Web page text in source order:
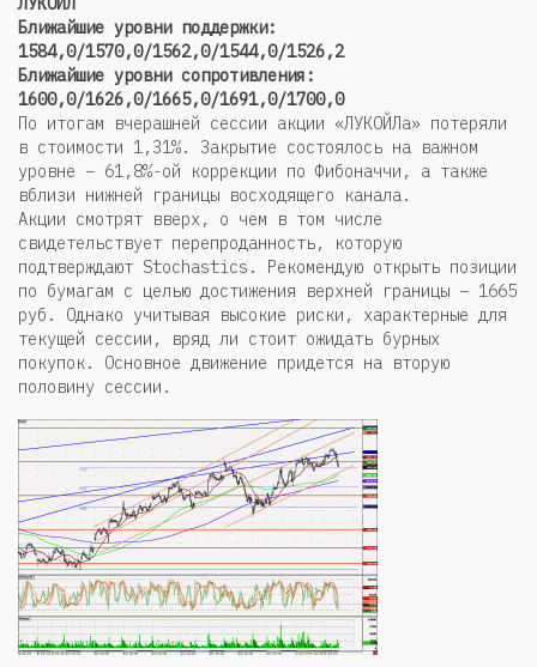
Ближайшие уровни поддержки:
1584,0/1570,0/1562,0/1544,0/1526,2
Ближайшие уровни сопротивления:
1600,0/1626,0/1665,0/1691,0/1700,0
По итогам вчерашней сессии акции «ЛУКОЙЛа» потеряли
в стоимости 1,31%. Закрытие состоялось на важном
уровне – 61,8%-ой коррекции по Фибоначчи, а также
вблизи нижней границы восходящего канала.
Акции смотрят вверх, о чем в том числе
свидетельствует перепроданность, которую
подтверждают Stochastics. Рекомендую открыть позиции
по бумагам с целью достижения верхней границы – 1665
руб. Однако учитывая высокие риски, характерные для
текущей сессии, вряд ли стоит ожидать бурных
покупок. Основное движение придется на вторую
половину сессии.